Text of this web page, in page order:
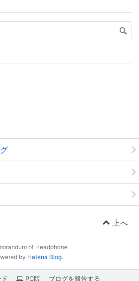
上へ
of Headphone
by Hatena Blog.
PC版 ブログを報告する